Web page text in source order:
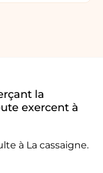
la
exercent à
à La cassaigne.